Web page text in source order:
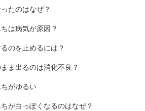
たのはなぜ？
は病気が原因？
のを止めるには？
ま出るのは消化不良？
がゆるい
が白っぽくなるのはなぜ？